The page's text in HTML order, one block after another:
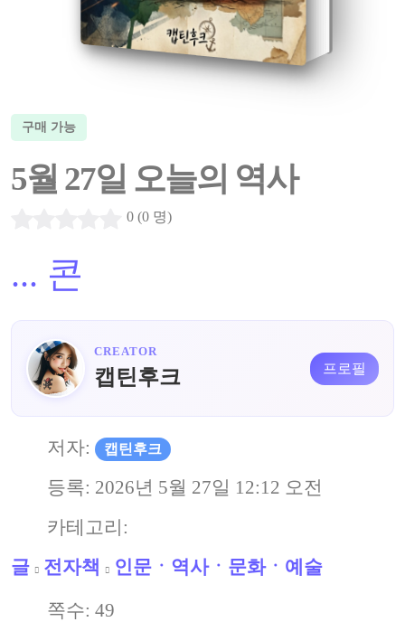
구매 가능
5월 27일 오늘의 역사
0 (0 명)
... 콘
CREATOR
캡틴후크 프로필
저자: 캡틴후크
등록: 2026년 5월 27일 12:12 오전
카테고리:
글
전자책 인문ㆍ역사ㆍ문화ㆍ예술
쪽수: 49